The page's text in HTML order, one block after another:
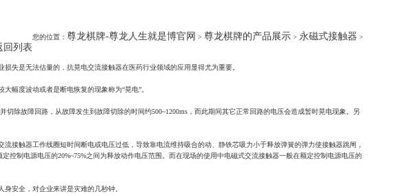
您的位置： 尊龙棋牌-尊龙人生就是博官网 > 尊龙棋牌的产品展示 > 永磁式接触器 >
回列表
失是无法估量的，抗晃电交流接触器在医药行业领域的应用显得尤为重要。
幅度波动或者是断电恢复的现象称为“晃电”。
除故障回路，从故障发生到故障切除的时间约500~1200ms，而此期间其它正常回路的电压会造成暂时晃电现象。另
触器工作线圈短时间断电或电压过低，导致靠电流维持吸合的动、静铁芯吸力小于释放弹簧的弹力使接触器跳闸，
控制电源电压的20%~75%之间为释放动作电压范围。而在现场的使用中电磁式交流接触器一般在额定控制电源电压的
安全，对企业来讲是灾难的几秒钟。